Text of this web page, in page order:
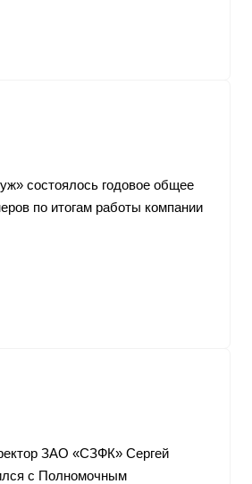
состоялось годовое общее
по итогам работы компании
ЗАО «СЗФК» Сергей
с Полномочным